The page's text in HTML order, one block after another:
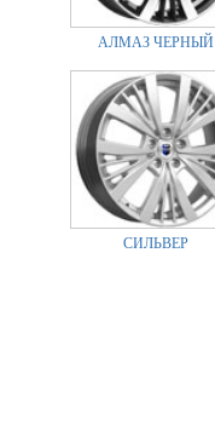
АЛМАЗ ЧЕРНЫЙ
СИЛЬВЕР